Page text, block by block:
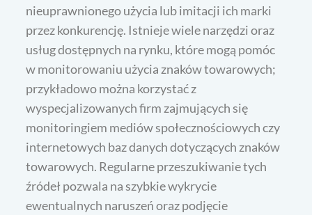
nieuprawnionego użycia lub imitacji ich marki
przez konkurencję. Istnieje wiele narzędzi oraz
usług dostępnych na rynku, które mogą pomóc
w monitorowaniu użycia znaków towarowych;
przykładowo można korzystać z
wyspecjalizowanych firm zajmujących się
monitoringiem mediów społecznościowych czy
internetowych baz danych dotyczących znaków
towarowych. Regularne przeszukiwanie tych
źródeł pozwala na szybkie wykrycie
ewentualnych naruszeń oraz podjęcie